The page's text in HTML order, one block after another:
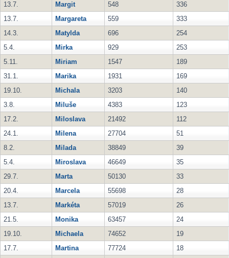
13.7.
Margit 548
336
13.7.
Margareta 559
333
14.3.
Matylda 696
254
5.4.
Mirka 929
253
5.11.
Miriam 1547
189
31.1.
Marika 1931
169
19.10.
Michala 3203
140
3.8.
Miluše 4383
123
17.2.
Miloslava 21492
112
24.1.
Milena 27704
51
8.2.
Milada 38849
39
5.4.
Miroslava 46649
35
29.7.
Marta 50130
33
20.4.
Marcela 55698
28
13.7.
Markéta 57019
26
21.5.
Monika 63457
24
19.10.
Michaela 74652
19
17.7.
Martina 77724
18